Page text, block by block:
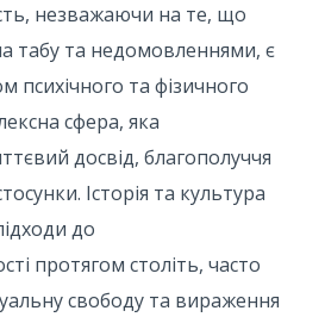
незважаючи на те, що
табу та недомовленнями, є
психічного та фізичного
сфера, яка
досвід, благополуччя
Історія та культура
до
протягом століть, часто
свободу та вираження